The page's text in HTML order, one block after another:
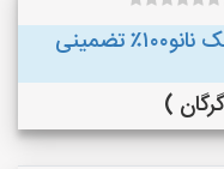
سمپاشی سم پاشی ساس سوسک نانو۱۰۰٪ تضمینی